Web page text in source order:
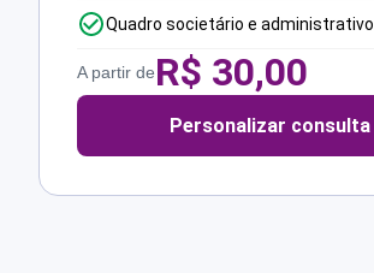
Quadro societário e administrativo
A partir deR$ 30,00
Personalizar consulta